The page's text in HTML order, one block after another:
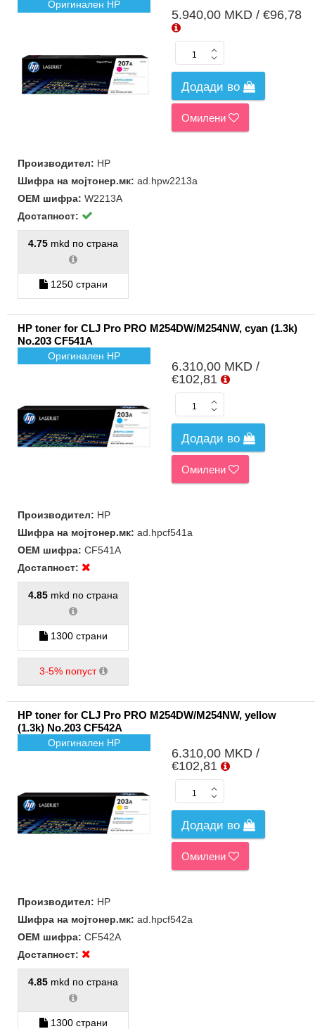
Оригинален HP
5.940,00 MKD / €96,78
Додади во
Омилени
Производител: HP
Шифра на мојтонер.мк: ad.hpw2213a
ОЕМ шифра: W2213A
Достапност:
4.75 mkd по страна
1250 страни
HP toner for CLJ Pro PRO M254DW/M254NW, cyan (1.3k)
No.203 CF541A
Оригинален HP
6.310,00 MKD /
€102,81
Додади во
Омилени
Производител: HP
Шифра на мојтонер.мк: ad.hpcf541a
ОЕМ шифра: CF541A
Достапност:
4.85 mkd по страна
1300 страни
3-5% попуст
HP toner for CLJ Pro PRO M254DW/M254NW, yellow
(1.3k) No.203 CF542A
Оригинален HP
6.310,00 MKD /
€102,81
Додади во
Омилени
Производител: HP
Шифра на мојтонер.мк: ad.hpcf542a
ОЕМ шифра: CF542A
Достапност:
4.85 mkd по страна
1300 страни